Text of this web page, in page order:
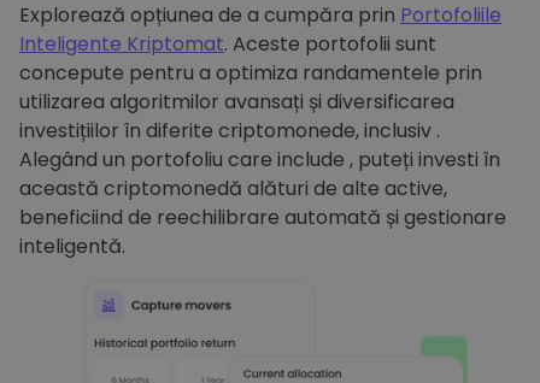
Explorează opțiunea de a cumpăra prin Portofoliile
Inteligente Kriptomat. Aceste portofolii sunt
concepute pentru a optimiza randamentele prin
utilizarea algoritmilor avansați și diversificarea
investițiilor în diferite criptomonede, inclusiv .
Alegând un portofoliu care include , puteți investi în
această criptomonedă alături de alte active,
beneficiind de reechilibrare automată și gestionare
inteligentă.